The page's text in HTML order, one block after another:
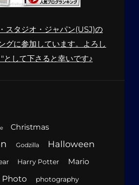
スタジオ・ジャパン(USJ)の
グに参加しています。よろし
として下さると幸いです♪
Christmas
Godzilla Halloween
Harry Potter Mario
Photo photography